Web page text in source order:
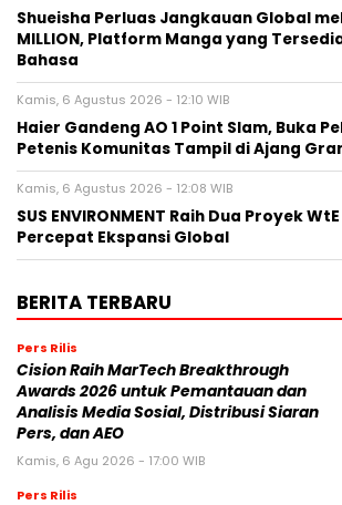
Shueisha Perluas Jangkauan Global
MILLION, Platform Manga yang
Bahasa
Kamis, 6 Agustus 2026 - 12:10 WIB
Haier Gandeng AO 1 Point Slam, Buka
Petenis Komunitas Tampil di Ajang
Kamis, 6 Agustus 2026 - 12:08 WIB
SUS ENVIRONMENT Raih Dua Proyek
Percepat Ekspansi Global
BERITA TERBARU
Pers Rilis
Cision Raih MarTech Breakthrough
Awards 2026 untuk Pemantauan dan
Analisis Media Sosial, Distribusi Siaran
Pers, dan AEO
Kamis, 6 Agu 2026 - 17:00 WIB
Pers Rilis